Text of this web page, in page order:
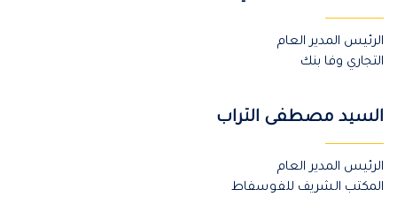
الرئيس المدير العام
التجاري وفا بنك
السيد مصطفى التراب
الرئيس المدير العام
المكتب الشريف للفوسفاط